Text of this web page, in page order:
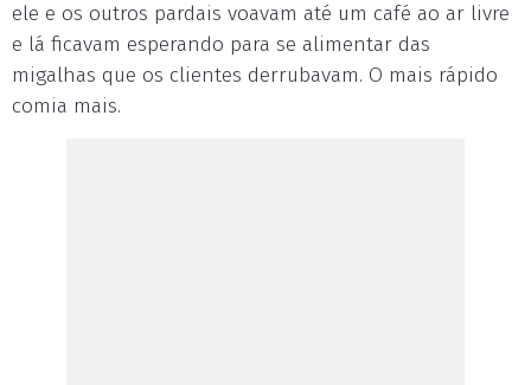
ele e os outros pardais voavam até um café ao ar livre
e lá ficavam esperando para se alimentar das
migalhas que os clientes derrubavam. O mais rápido
comia mais.